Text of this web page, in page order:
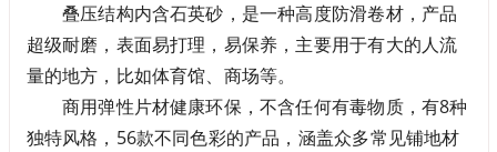
叠压结构内含石英砂，是一种高度防滑卷材，产品
超级耐磨，表面易打理，易保养，主要用于有大的人流
量的地方，比如体育馆、商场等。
商用弹性片材健康环保，不含任何有毒物质，有8种
独特风格，56款不同色彩的产品，涵盖众多常见铺地材